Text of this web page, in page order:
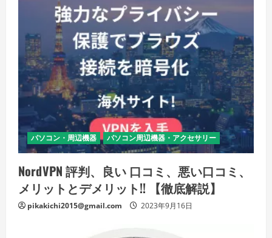
パソコン・周辺機器 パソコン周辺機器・アクセサリー
NordVPN 評判、良い 口コミ、悪い口コミ、
メリットとデメリット!! 【徹底解説】
pikakichi2015@gmail.com 2023年9月16日